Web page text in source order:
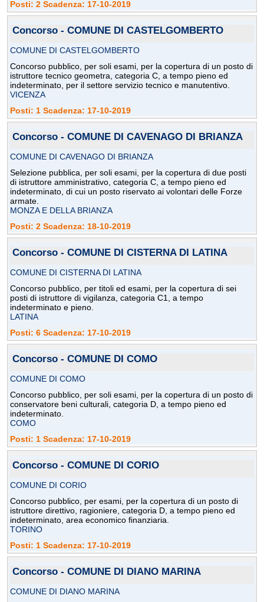
Posti: 2 Scadenza: 17-10-2019
Concorso - COMUNE DI CASTELGOMBERTO
COMUNE DI CASTELGOMBERTO
Concorso pubblico, per soli esami, per la copertura di un posto di
istruttore tecnico geometra, categoria C, a tempo pieno ed
indeterminato, per il settore servizio tecnico e manutentivo.
VICENZA
Posti: 1 Scadenza: 17-10-2019
Concorso - COMUNE DI CAVENAGO DI BRIANZA
COMUNE DI CAVENAGO DI BRIANZA
Selezione pubblica, per soli esami, per la copertura di due posti
di istruttore amministrativo, categoria C, a tempo pieno ed
indeterminato, di cui un posto riservato ai volontari delle Forze
armate.
MONZA E DELLA BRIANZA
Posti: 2 Scadenza: 18-10-2019
Concorso - COMUNE DI CISTERNA DI LATINA
COMUNE DI CISTERNA DI LATINA
Concorso pubblico, per titoli ed esami, per la copertura di sei
posti di istruttore di vigilanza, categoria C1, a tempo
indeterminato e pieno.
LATINA
Posti: 6 Scadenza: 17-10-2019
Concorso - COMUNE DI COMO
COMUNE DI COMO
Concorso pubblico, per soli esami, per la copertura di un posto di
conservatore beni culturali, categoria D, a tempo pieno ed
indeterminato.
COMO
Posti: 1 Scadenza: 17-10-2019
Concorso - COMUNE DI CORIO
COMUNE DI CORIO
Concorso pubblico, per esami, per la copertura di un posto di
istruttore direttivo, ragioniere, categoria D, a tempo pieno ed
indeterminato, area economico finanziaria.
TORINO
Posti: 1 Scadenza: 17-10-2019
Concorso - COMUNE DI DIANO MARINA
COMUNE DI DIANO MARINA